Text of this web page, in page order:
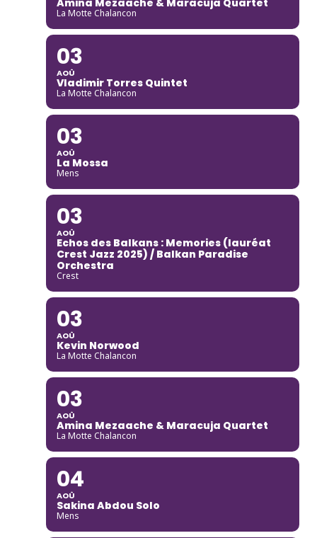
La Motte Chalancon
03
AOÛ
Vladimir Torres Quintet
La Motte Chalancon
03
AOÛ
La Mossa
Mens
03
AOÛ
Echos des Balkans : Memories (lauréat
Crest Jazz 2025) / Balkan Paradise
Orchestra
Crest
03
AOÛ
Kevin Norwood
La Motte Chalancon
03
AOÛ
Amina Mezaache & Maracuja Quartet
La Motte Chalancon
04
AOÛ
Sakina Abdou Solo
Mens